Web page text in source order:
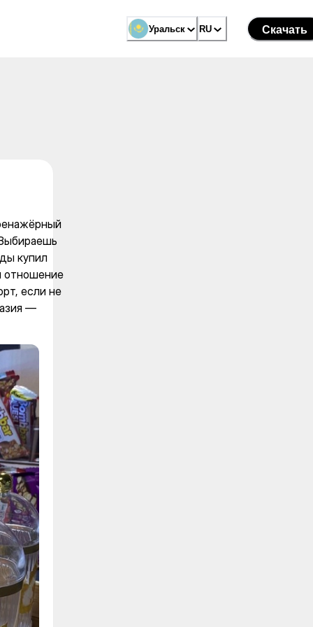
Уральск RU Скачать
Уральск RU Скачать
— тренажёрный зал, зав
купил
отношение
если не
—